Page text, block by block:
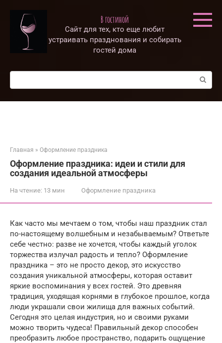
контенту
В гостиной
Сайт для тех, кто еще любит
устраивать празднования и собирать
гостей дома
Поиск:
Главная » Оформление праздника
Оформление праздника: идеи и стили для
создания идеальной атмосферы
На чтение: 13 мин Оформление праздника
Как часто мы мечтаем о том, чтобы наш праздник стал
по-настоящему волшебным и незабываемым? Ответьте
себе честно: разве не хочется, чтобы каждый уголок
торжества излучал радость и тепло? Оформление
праздника – это не просто декор, это искусство
создания уникальной атмосферы, которая оставит
яркие воспоминания у всех гостей. Это древняя
традиция, уходящая корнями в глубокое прошлое, когда
люди украшали свои жилища для важных событий.
Сегодня это целая индустрия, но и своими руками
можно творить чудеса! Правильный декор способен
преобразить любое пространство, подарить ощущение